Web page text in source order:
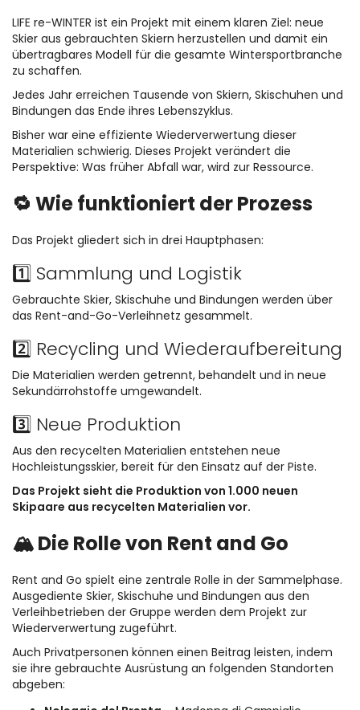
LIFE re-WINTER ist ein Projekt mit einem klaren Ziel: neue
Skier aus gebrauchten Skiern herzustellen und damit ein
übertragbares Modell für die gesamte Wintersportbranche
zu schaffen.
Jedes Jahr erreichen Tausende von Skiern, Skischuhen und
Bindungen das Ende ihres Lebenszyklus.
Bisher war eine effiziente Wiederverwertung dieser
Materialien schwierig. Dieses Projekt verändert die
Perspektive: Was früher Abfall war, wird zur Ressource.
🔁 Wie funktioniert der Prozess
Das Projekt gliedert sich in drei Hauptphasen:
1️⃣ Sammlung und Logistik
Gebrauchte Skier, Skischuhe und Bindungen werden über
das Rent-and-Go-Verleihnetz gesammelt.
2️⃣ Recycling und Wiederaufbereitung
Die Materialien werden getrennt, behandelt und in neue
Sekundärrohstoffe umgewandelt.
3️⃣ Neue Produktion
Aus den recycelten Materialien entstehen neue
Hochleistungsskier, bereit für den Einsatz auf der Piste.
Das Projekt sieht die Produktion von 1.000 neuen
Skipaare aus recycelten Materialien vor.
🏔 Die Rolle von Rent and Go
Rent and Go spielt eine zentrale Rolle in der Sammelphase.
Ausgediente Skier, Skischuhe und Bindungen aus den
Verleihbetrieben der Gruppe werden dem Projekt zur
Wiederverwertung zugeführt.
Auch Privatpersonen können einen Beitrag leisten, indem
sie ihre gebrauchte Ausrüstung an folgenden Standorten
abgeben: